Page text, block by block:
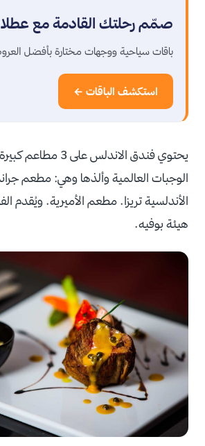
صمّم رحلتك القادمة مع
باقات سياحية ووجهات مختارة بأفضل
استكشف الباقات ←
يحتوي فندق الاندلس
الوجبات العالمية وألذها وهي: مطعم
الأندلسية تريزا. مطعم الأميرية. ويُقدم
هيئة بوفيه.